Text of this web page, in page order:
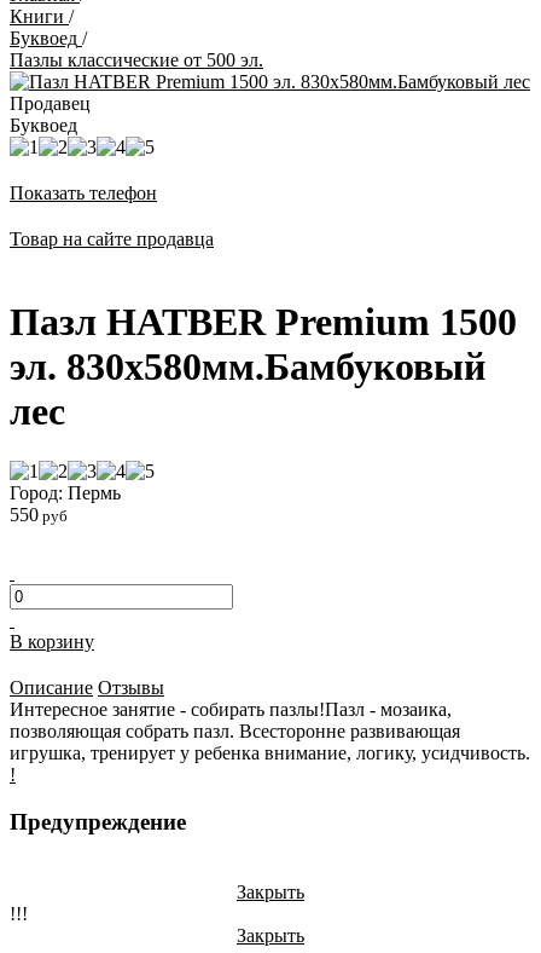
Книги /
Буквоед /
Пазлы классические от 500 эл.
Продавец
Буквоед
Показать телефон
Товар на сайте продавца
Пазл HATBER Premium 1500
эл. 830х580мм.Бамбуковый
лес
Город: Пермь
550 руб
В корзину
Описание Отзывы
Интересное занятие - собирать пазлы!Пазл - мозаика,
позволяющая собрать пазл. Всесторонне развивающая
игрушка, тренирует у ребенка внимание, логику, усидчивость.
!
Предупреждение
Закрыть
!!!
Закрыть